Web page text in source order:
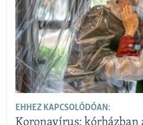
EHHEZ KAPCSOLÓDÓAN:
Koronavírus: kórházban